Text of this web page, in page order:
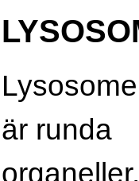
är runda